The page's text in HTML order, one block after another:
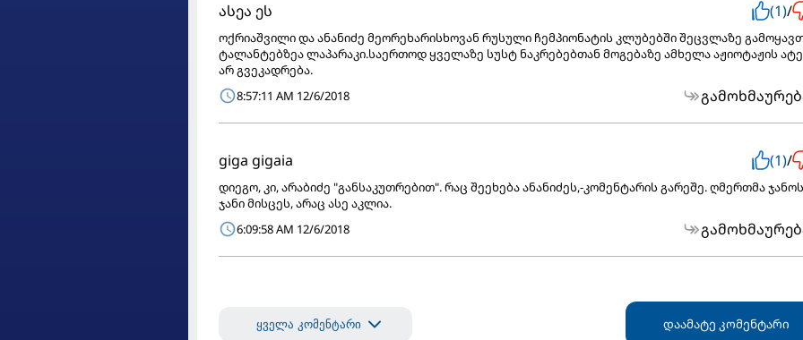
ასეა ეს (1)/
ოქრიაშვილი და ანანიძე მეორეხარისხოვან რუსული ჩემპიონატის კლუბებში შეცვლაზე
ტალანტებზეა ლაპარაკი.საერთოდ ყველაზე სუსტ ნაკრებებთან მოგებაზე ამხელა აჟიოტაჟის
არ გვეკადრება.
8:57:11 AM 12/6/2018
giga gigaia (1)/
დიეგო, კი, არაბიძე "განსაკუთრებით". რაც შეეხება ანანიძეს,-კომენტარის გარეშე. ღმერთმა ჯანოს
ჯანი მისცეს, არაც ასე აკლია.
6:09:58 AM 12/6/2018
ყველა კომენტარი დაამატე კომენტარი